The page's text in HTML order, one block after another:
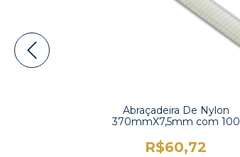
Abraçadeira De Nylon
370mmX7,5mm com 100
R$60,72